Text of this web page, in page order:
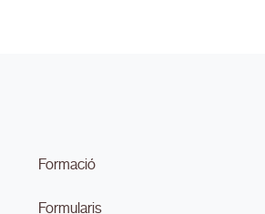
Formació
Formularis